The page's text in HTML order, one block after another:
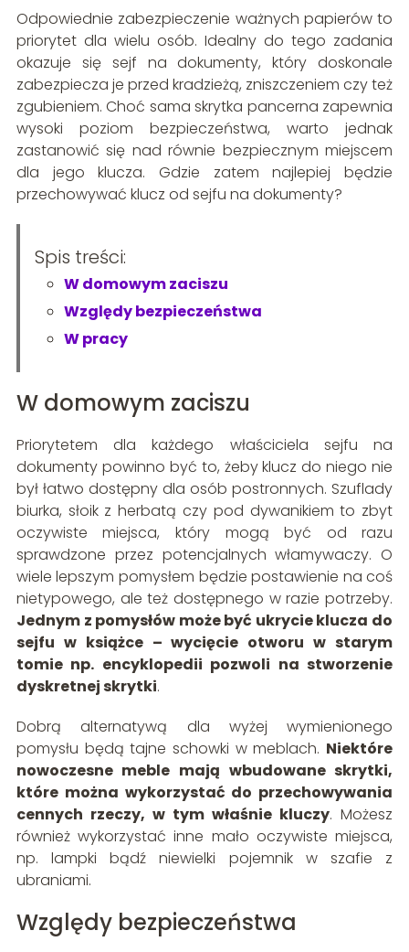
Odpowiednie zabezpieczenie ważnych papierów to
priorytet dla wielu osób. Idealny do tego zadania
okazuje się sejf na dokumenty, który doskonale
zabezpiecza je przed kradzieżą, zniszczeniem czy też
zgubieniem. Choć sama skrytka pancerna zapewnia
wysoki poziom bezpieczeństwa, warto jednak
zastanowić się nad równie bezpiecznym miejscem
dla jego klucza. Gdzie zatem najlepiej będzie
przechowywać klucz od sejfu na dokumenty?
Spis treści:
W domowym zaciszu
Względy bezpieczeństwa
W pracy
W domowym zaciszu
Priorytetem dla każdego właściciela sejfu na
dokumenty powinno być to, żeby klucz do niego nie
był łatwo dostępny dla osób postronnych. Szuflady
biurka, słoik z herbatą czy pod dywanikiem to zbyt
oczywiste miejsca, który mogą być od razu
sprawdzone przez potencjalnych włamywaczy. O
wiele lepszym pomysłem będzie postawienie na coś
nietypowego, ale też dostępnego w razie potrzeby.
Jednym z pomysłów może być ukrycie klucza do
sejfu w książce – wycięcie otworu w starym
tomie np. encyklopedii pozwoli na stworzenie
dyskretnej skrytki.
Dobrą alternatywą dla wyżej wymienionego
pomysłu będą tajne schowki w meblach. Niektóre
nowoczesne meble mają wbudowane skrytki,
które można wykorzystać do przechowywania
cennych rzeczy, w tym właśnie kluczy. Możesz
również wykorzystać inne mało oczywiste miejsca,
np. lampki bądź niewielki pojemnik w szafie z
ubraniami.
Względy bezpieczeństwa